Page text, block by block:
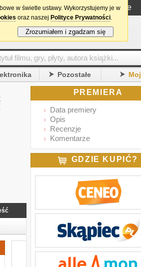
Logowanie
Pozostałe
PREMIERA
Data premiery
Opis
Recenzje
Komentarze
GDZIE KUPIĆ?
w świetle ustawy. Wykorzystujemy je w
oraz naszej Polityce Prywatności.
Zrozumiałem i zgadzam się